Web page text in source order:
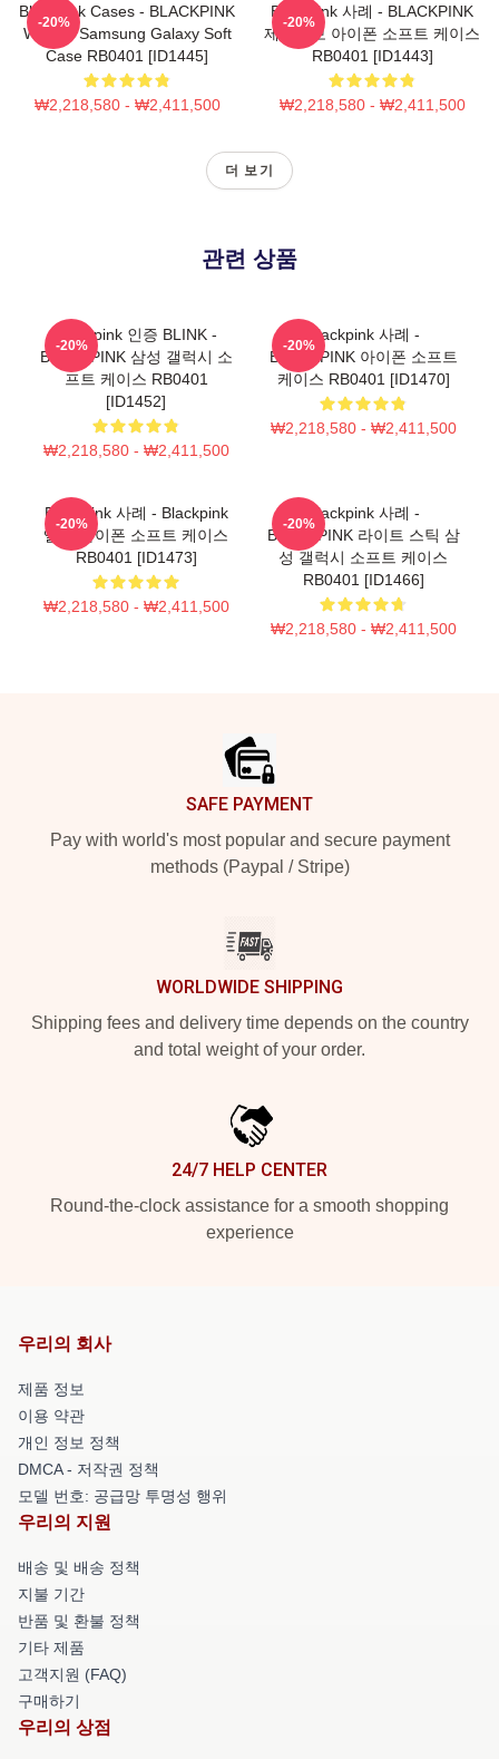
Blackpink Cases - BLACKPINK
Whistle Samsung Galaxy Soft
Case RB0401 [ID1445]
₩2,218,580 - ₩2,411,500
-20%
Blackpink 사례 - BLACKPINK
제품정보 아이폰 소프트 케이스
RB0401 [ID1443]
₩2,218,580 - ₩2,411,500
-20%
더 보기
관련 상품
Blackpink 인증 BLINK -
BLACKPINK 삼성 갤럭시 소
프트 케이스 RB0401
[ID1452]
₩2,218,580 - ₩2,411,500
-20%
Blackpink 사례 -
BLACKPINK 아이폰 소프트
케이스 RB0401 [ID1470]
₩2,218,580 - ₩2,411,500
-20%
Blackpink 사례 - Blackpink
앨범 아이폰 소프트 케이스
RB0401 [ID1473]
₩2,218,580 - ₩2,411,500
-20%
Blackpink 사례 -
BLACKPINK 라이트 스틱 삼
성 갤럭시 소프트 케이스
RB0401 [ID1466]
₩2,218,580 - ₩2,411,500
-20%
SAFE PAYMENT
Pay with world's most popular and secure payment
methods (Paypal / Stripe)
WORLDWIDE SHIPPING
Shipping fees and delivery time depends on the country
and total weight of your order.
24/7 HELP CENTER
Round-the-clock assistance for a smooth shopping
experience
우리의 회사
제품 정보
이용 약관
개인 정보 정책
DMCA - 저작권 정책
모델 번호: 공급망 투명성 행위
우리의 지원
배송 및 배송 정책
지불 기간
반품 및 환불 정책
기타 제품
고객지원 (FAQ)
구매하기
우리의 상점